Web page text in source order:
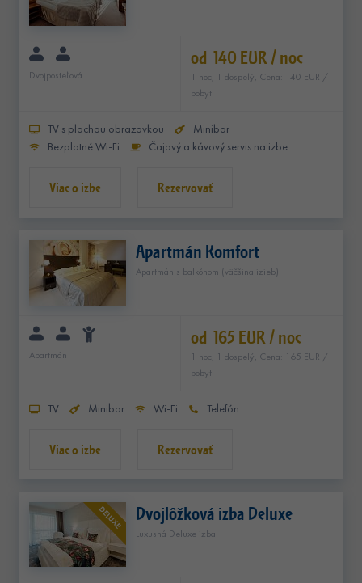
Dvojposteľová
od 140 EUR / noc
1 noc, 1 dospelý, Cena: 140 EUR /
pobyt
TV s plochou obrazovkou
Minibar
Bezplatné Wi-Fi
Čajový a kávový servis na izbe
Rezervovať
Apartmán Komfort
Apartmán s balkónom (väčšina izieb)
Apartmán
od 165 EUR / noc
1 noc, 1 dospelý, Cena: 165 EUR /
pobyt
TV Minibar Wi-Fi Telefón
Rezervovať
DELUXE Dvojlôžková izba Deluxe
Luxusná Deluxe izba